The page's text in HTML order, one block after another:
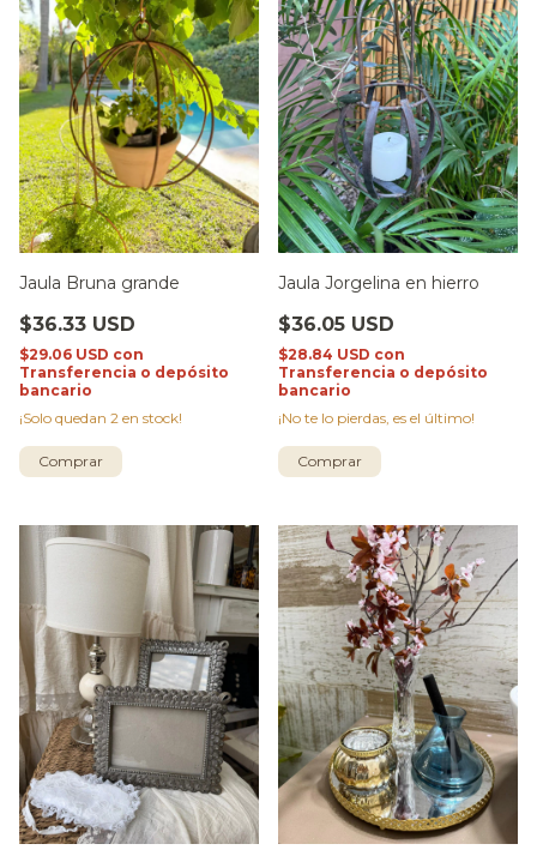
Jaula Bruna grande
$36.33 USD
$29.06 USD con
Transferencia o depósito
bancario
¡Solo quedan 2 en stock!
Jaula Jorgelina en hierro
$36.05 USD
$28.84 USD con
Transferencia o depósito
bancario
¡No te lo pierdas, es el último!